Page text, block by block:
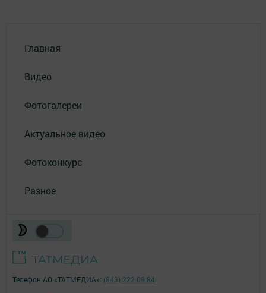
Главная
Видео
Фотогалереи
Актуальное видео
Фотоконкурс
Разное
Телефон АО «ТАТМЕДИА»: (843) 222 09 84